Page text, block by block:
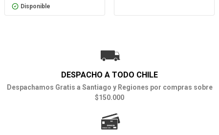
Disponible
DESPACHO A TODO CHILE
Despachamos Gratis a Santiago y Regiones por compras sobre
$150.000